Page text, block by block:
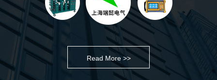
产品开发以*技术为起点，秉承先进的研发管理理念，以国家相关行业
标准为依据，结合电力系统的发展远景需要，...
Read More >>